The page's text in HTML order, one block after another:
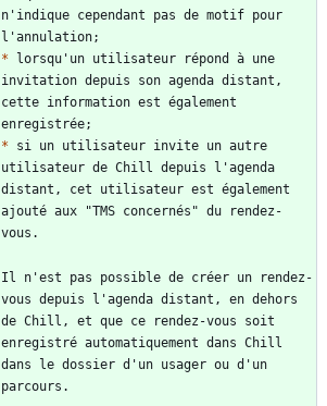
n'indique cependant pas de motif pour
* lorsqu'un utilisateur répond à une
invitation depuis son agenda distant,
cette information est également
* si un utilisateur invite un autre
utilisateur de Chill depuis l'agenda
distant, cet utilisateur est également
ajouté aux "TMS concernés" du rendez-
Il n'est pas possible de créer un rendez-
vous depuis l'agenda distant, en dehors
de Chill, et que ce rendez-vous soit
enregistré automatiquement dans Chill
dans le dossier d'un usager ou d'un